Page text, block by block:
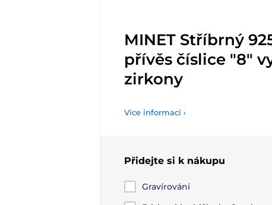
MINET Stříbrný
přívěs číslice "8"
zirkony
Více informací ›
Přidejte si k nákupu
Gravírování